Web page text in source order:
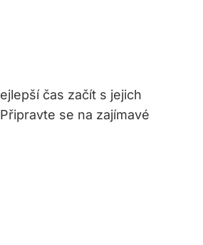
čas začít s jejich
se na zajímavé